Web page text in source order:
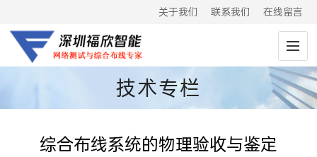
关于我们 联系我们 在线留言
技术专栏
综合布线系统的物理验收与鉴定